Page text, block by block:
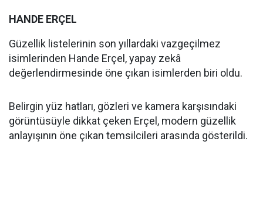
HANDE ERÇEL
Güzellik listelerinin son yıllardaki vazgeçilmez
isimlerinden Hande Erçel, yapay zekâ
değerlendirmesinde öne çıkan isimlerden biri oldu.
Belirgin yüz hatları, gözleri ve kamera karşısındaki
görüntüsüyle dikkat çeken Erçel, modern güzellik
anlayışının öne çıkan temsilcileri arasında gösterildi.